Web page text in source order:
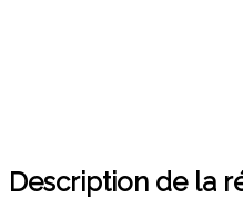
Description de la